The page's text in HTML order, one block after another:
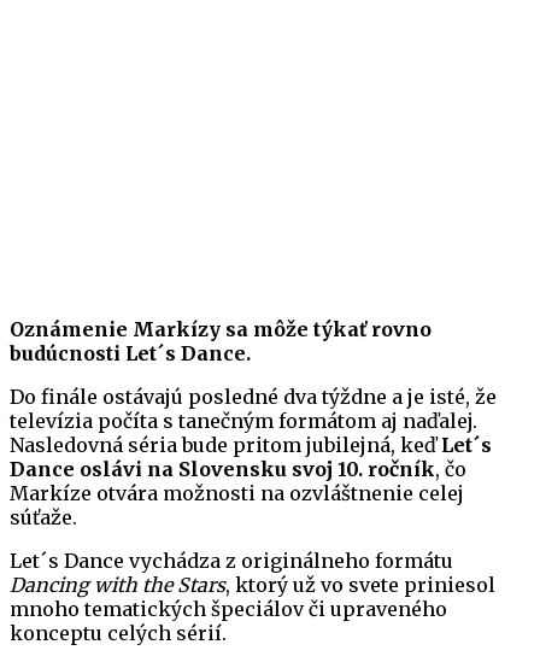
Oznámenie Markízy sa môže týkať rovno
budúcnosti Let´s Dance.
Do finále ostávajú posledné dva týždne a je isté, že
televízia počíta s tanečným formátom aj naďalej.
Nasledovná séria bude pritom jubilejná, keďLet´s
Dance oslávi na Slovensku svoj 10. ročník, čo
Markíze otvára možnosti na ozvláštnenie celej
súťaže.
Let´s Dance vychádza z originálneho formátu
Dancing with the Stars, ktorý už vo svete priniesol
mnoho tematických špeciálov či upraveného
konceptu celých sérií.